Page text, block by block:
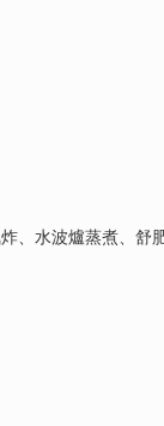
水波爐蒸煮、舒